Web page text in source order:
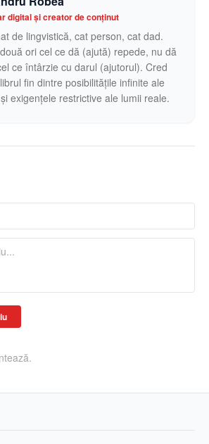
digital și creator de conținut
de lingvistică, cat person, cat dad.
ori cel ce dă (ajută) repede, nu dă
ce întârzie cu darul (ajutorul). Cred
fin dintre posibilitățile infinite ale
exigențele restrictive ale lumii reale.